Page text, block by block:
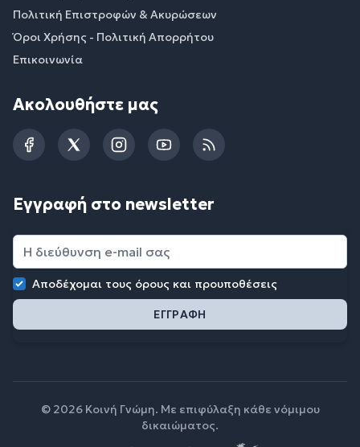
Πολιτική Επιστροφών & Ακυρώσεων
Όροι Χρήσης - Πολιτική Απορρήτου
Επικοινωνία
Ακολουθήστε μας
FacebookTwitterInstagramYouTubeRSS
Εγγραφή στο newsletter
Αποδέχομαι τους όρους και προυποθέσεις
© 2026 Κοινή Γνώμη. Με επιφύλαξη κάθε νόμιμου
δικαιώματος.